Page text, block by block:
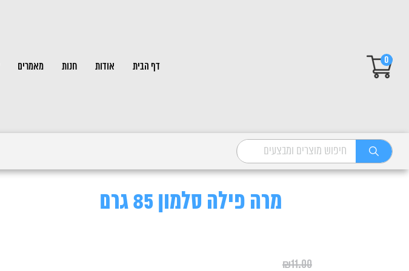
0
דף הבית אודות חנות מאמרים
מרה פילה סלמון 85 גרם
₪11.00